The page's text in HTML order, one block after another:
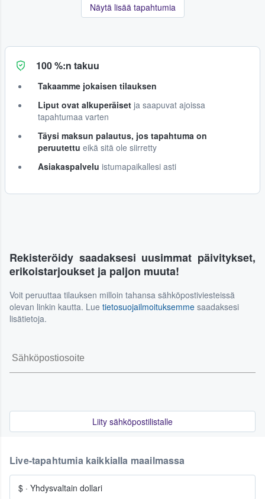
Näytä lisää tapahtumia
100 %:n takuu
Takaamme jokaisen tilauksen
Liput ovat alkuperäiset ja saapuvat ajoissa
tapahtumaa varten
Täysi maksun palautus, jos tapahtuma on
peruutettu eikä sitä ole siirretty
Asiakaspalvelu istumapaikallesi asti
Rekisteröidy saadaksesi uusimmat päivitykset,
erikoistarjoukset ja paljon muuta!
Voit peruuttaa tilauksen milloin tahansa sähköpostiviesteissä
olevan linkin kautta. Lue tietosuojailmoituksemme saadaksesi
lisätietoja.
Liity sähköpostilistalle
Live-tapahtumia kaikkialla maailmassa
$ · Yhdysvaltain dollari